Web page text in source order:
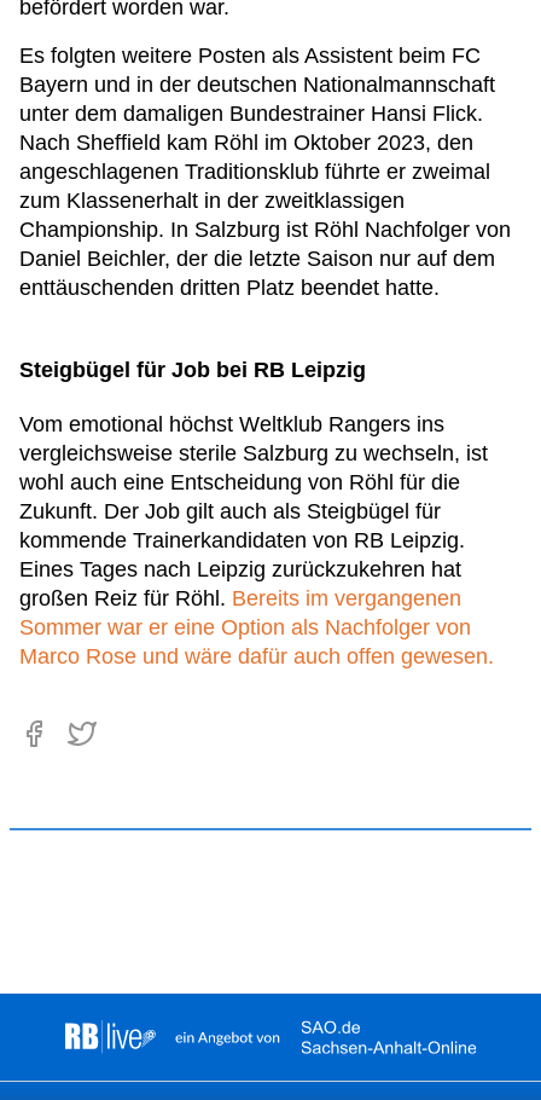
befördert worden war.
Es folgten weitere Posten als Assistent beim FC
Bayern und in der deutschen Nationalmannschaft
unter dem damaligen Bundestrainer Hansi Flick.
Nach Sheffield kam Röhl im Oktober 2023, den
angeschlagenen Traditionsklub führte er zweimal
zum Klassenerhalt in der zweitklassigen
Championship. In Salzburg ist Röhl Nachfolger von
Daniel Beichler, der die letzte Saison nur auf dem
enttäuschenden dritten Platz beendet hatte.
Steigbügel für Job bei RB Leipzig
Vom emotional höchst Weltklub Rangers ins
vergleichsweise sterile Salzburg zu wechseln, ist
wohl auch eine Entscheidung von Röhl für die
Zukunft. Der Job gilt auch als Steigbügel für
kommende Trainerkandidaten von RB Leipzig.
Eines Tages nach Leipzig zurückzukehren hat
großen Reiz für Röhl. Bereits im vergangenen
Sommer war er eine Option als Nachfolger von
Marco Rose und wäre dafür auch offen gewesen.